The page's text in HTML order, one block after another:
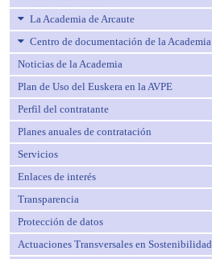
La Academia de Arcaute
Centro de documentación de la Academia
Noticias de la Academia
Plan de Uso del Euskera en la AVPE
Perfil del contratante
Planes anuales de contratación
Servicios
Enlaces de interés
Transparencia
Protección de datos
Actuaciones Transversales en Sostenibilidad